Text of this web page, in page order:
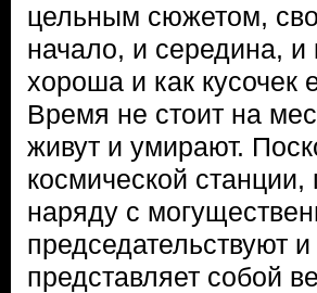
цельным сюжетом,
начало, и середина,
хороша и как кусочек
Время не стоит на
живут и умирают.
космической
наряду с
председательствуют
представляет собой